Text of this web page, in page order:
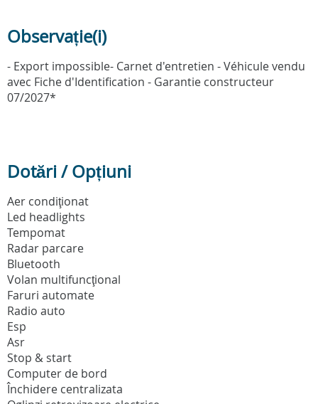
Observație(i)
- Export impossible- Carnet d'entretien - Véhicule vendu
avec Fiche d'Identification - Garantie constructeur
07/2027*
Dotări / Opțiuni
Aer condiţionat
Led headlights
Tempomat
Radar parcare
Bluetooth
Volan multifuncţional
Faruri automate
Radio auto
Esp
Asr
Stop & start
Computer de bord
Închidere centralizata